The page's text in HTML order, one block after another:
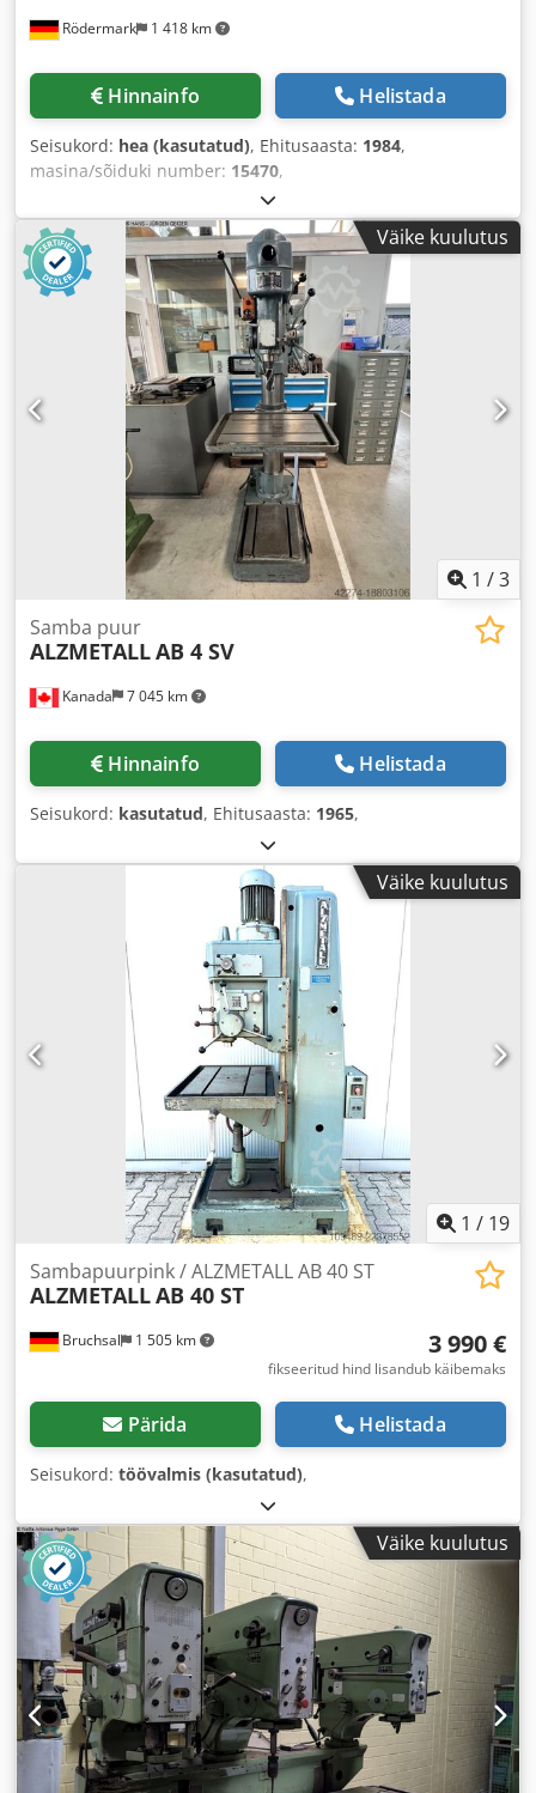
Rödermark 1 418 km
Hinnainfo Helistada
Seisukord: hea (kasutatud), Ehitusaasta: 1984,
masina/sõiduki number: 15470,
Väike kuulutus
1 /3
Kanada 7 045 km
Samba puur
ALZMETALLAB 4 SV
Hinnainfo Helistada
Seisukord: kasutatud, Ehitusaasta: 1965,
Väike kuulutus
1 / 19
Bruchsal 1 505 km
Sambapuurpink / ALZMETALL AB 40 ST
ALZMETALLAB 40 ST
3 990 €
fikseeritud hind lisandub käibemaks
Pärida Helistada
Seisukord: töövalmis (kasutatud),
Väike kuulutus